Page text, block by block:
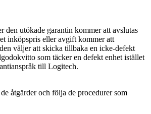
den utökade garantin kommer att avslutas
inköpspris eller avgift kommer att
väljer att skicka tillbaka en icke-defekt
som täcker en defekt enhet istället
till Logitech.
åtgärder och följa de procedurer som